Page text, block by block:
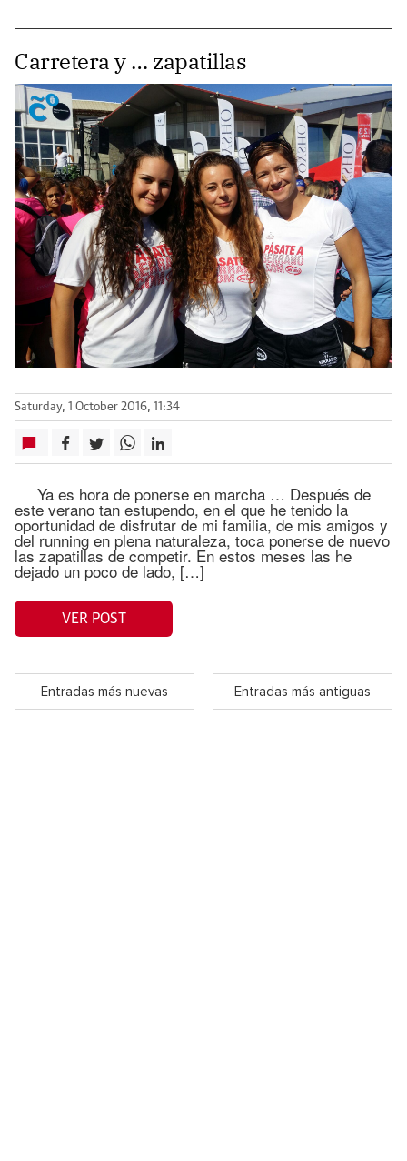
Carretera y … zapatillas
Saturday, 1 October 2016, 11:34
Ya es hora de ponerse en marcha … Después de
este verano tan estupendo, en el que he tenido la
oportunidad de disfrutar de mi familia, de mis amigos y
del running en plena naturaleza, toca ponerse de nuevo
las zapatillas de competir. En estos meses las he
dejado un poco de lado, […]
VER POST
Entradas más nuevas Entradas más antiguas